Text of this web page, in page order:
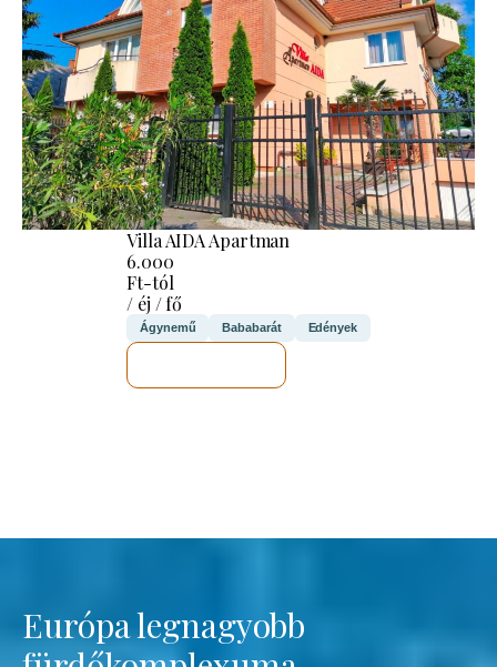
Villa AIDA Apartman
6.000
Ft-tól
/ éj / fő
Ágynemű Bababarát Edények
Európa legnagyobb